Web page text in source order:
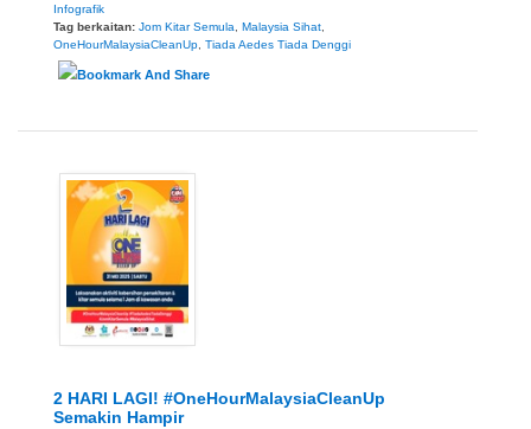
Infografik
Tag berkaitan: Jom Kitar Semula Malaysia Sihat
OneHourMalaysiaCleanUp Tiada Aedes Tiada Denggi
2 HARI LAGI! #OneHourMalaysiaCleanUp
Semakin Hampir